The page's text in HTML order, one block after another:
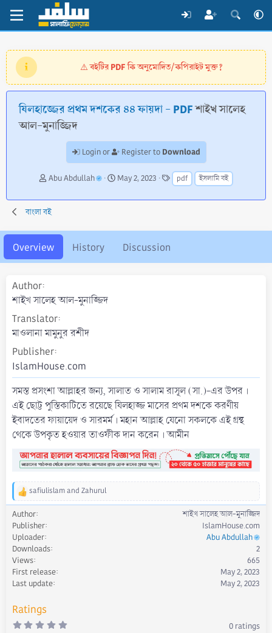
⚠️বইটির PDF কি অনুমোদিত/কপিরাইট মুক্ত?
যিলহাজ্জের প্রথম দশকের ৪৪ ফায়দা - PDFশাইখ সালেহ
আল-মুনাজ্জিদ
Login or Register to Download
A
t
h
r
Abu Abdullah
C
e
i
May 2, 2023
T
a
g
pdf ইসলামি বই
বাংলা বই
Overview History Discussion
Author
শাইখ সালেহ আল-মুনাজ্জিদ
Translator
মাওলানা মামুনুর রশীদ
Publisher
IslamHouse.com
সমস্ত প্রসংশা আল্লাহর জন্য, সালাত ও সালাম রাসূল (সা.)-এর উপর ।
এই ছোট্ট পুস্তিকাটিতে রয়েছে যিলহাজ্জ মাসের প্রথম দশকে করণীয়
ইবাদতের ফায়ায়েদ ও সারমর্ম । মহান আল্লাহ যেনো সকলকে এই গ্রন্থ
থেকে উপকৃত হওয়ার তাওফীক দান করেন । আমীন
R
e
a
c
t
i
o
n
s
safiulislamand Zahurul
Author
শাইখ সালেহ আল-মুনাজ্জিদ
Publisher
IslamHouse.com
Uploader
Abu Abdullah
Downloads
2
Views
665
First release
May 2, 2023
Last update
May 2, 2023
Ratings
0 0 ratings